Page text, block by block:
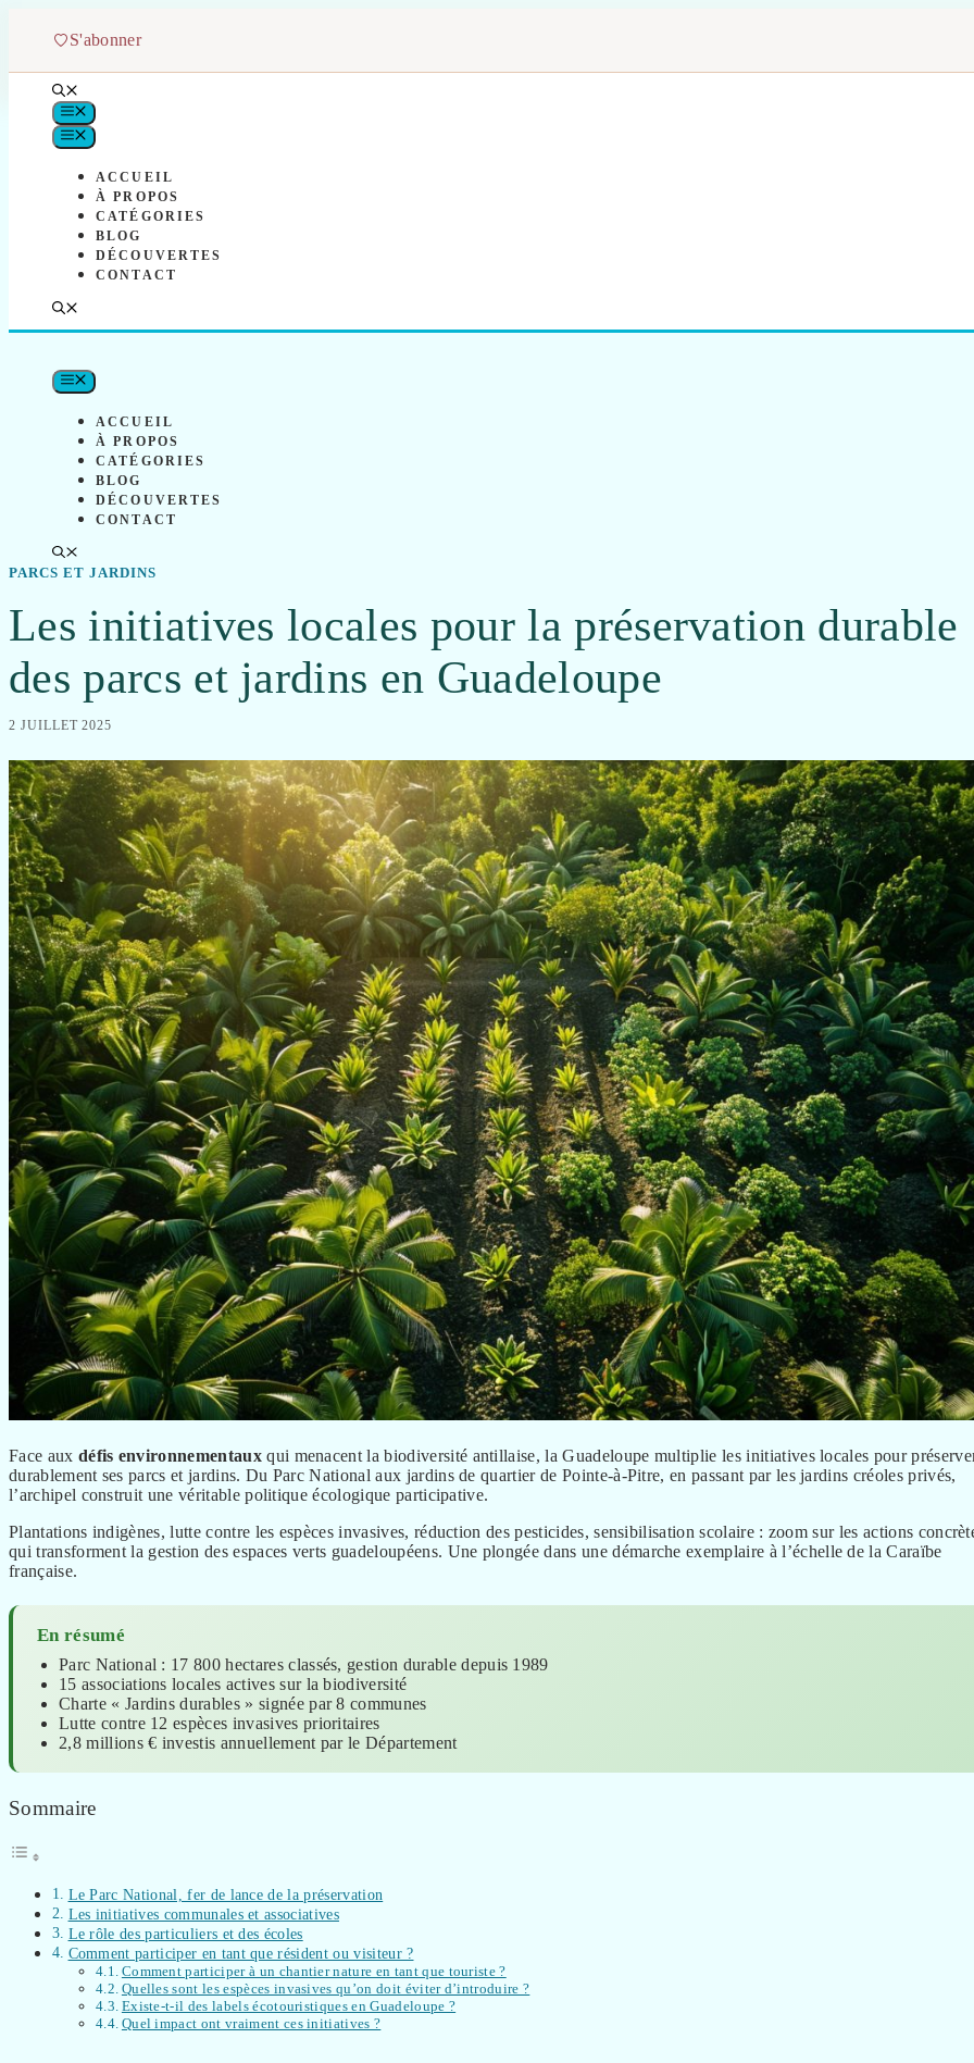
S'abonner
MENU
MENU
ACCUEIL
À PROPOS
CATÉGORIES
BLOG
DÉCOUVERTES
CONTACT
MENU
ACCUEIL
À PROPOS
CATÉGORIES
BLOG
DÉCOUVERTES
CONTACT
PARCS ET JARDINS
Les initiatives locales pour la préservation durable
des parcs et jardins en Guadeloupe
2 JUILLET 2025
Face aux défis environnementauxqui menacent la biodiversité antillaise, la Guadeloupe multiplie les initiatives locales pour
durablement ses parcs et jardins. Du Parc National aux jardins de quartier de Pointe-à-Pitre, en passant par les jardins créoles privés,
l’archipel construit une véritable politique écologique participative.
Plantations indigènes, lutte contre les espèces invasives, réduction des pesticides, sensibilisation scolaire : zoom sur les actions
qui transforment la gestion des espaces verts guadeloupéens. Une plongée dans une démarche exemplaire à l’échelle de la Caraïbe
française.
En résumé
Parc National : 17 800 hectares classés, gestion durable depuis 1989
15 associations locales actives sur la biodiversité
Charte « Jardins durables » signée par 8 communes
Lutte contre 12 espèces invasives prioritaires
2,8 millions € investis annuellement par le Département
Sommaire
Le Parc National, fer de lance de la préservation
Les initiatives communales et associatives
Le rôle des particuliers et des écoles
Comment participer en tant que résident ou visiteur ?
Comment participer à un chantier nature en tant que touriste ?
Quelles sont les espèces invasives qu’on doit éviter d’introduire ?
Existe-t-il des labels écotouristiques en Guadeloupe ?
Quel impact ont vraiment ces initiatives ?